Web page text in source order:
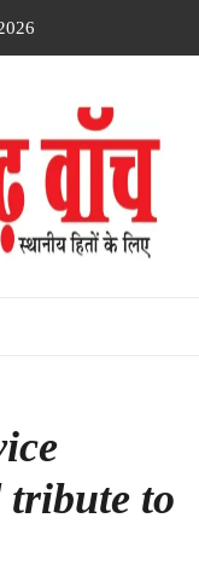
tribute to